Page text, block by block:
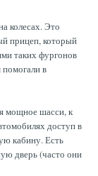
колесах. Это
прицеп, который
таких фургонов
в
мощное шасси, к
доступ в
кабину. Есть
дверь (часто они